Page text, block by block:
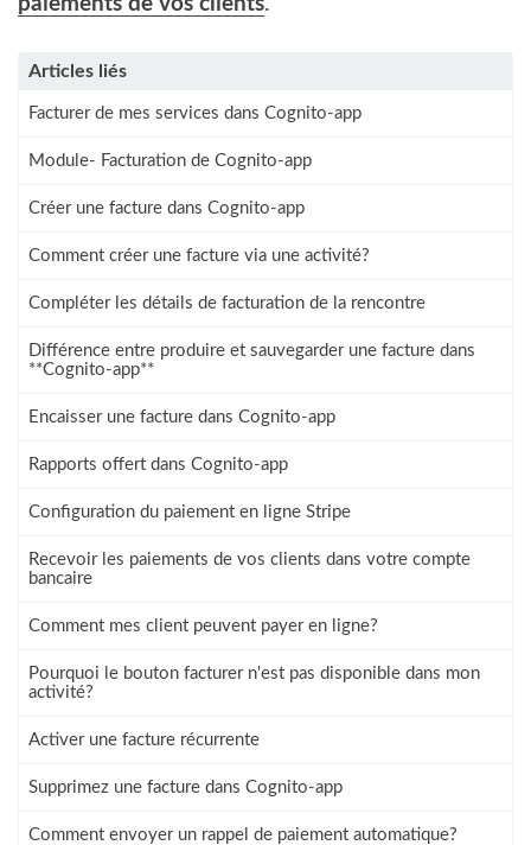
Articles liés
Facturer de mes services dans Cognito-app
Module- Facturation de Cognito-app
Créer une facture dans Cognito-app
Comment créer une facture via une activité?
Compléter les détails de facturation de la rencontre
Différence entre produire et sauvegarder une facture dans
**Cognito-app**
Encaisser une facture dans Cognito-app
Rapports offert dans Cognito-app
Configuration du paiement en ligne Stripe
Recevoir les paiements de vos clients dans votre compte
bancaire
Comment mes client peuvent payer en ligne?
Pourquoi le bouton facturer n'est pas disponible dans mon
activité?
Activer une facture récurrente
Supprimez une facture dans Cognito-app
Comment envoyer un rappel de paiement automatique?